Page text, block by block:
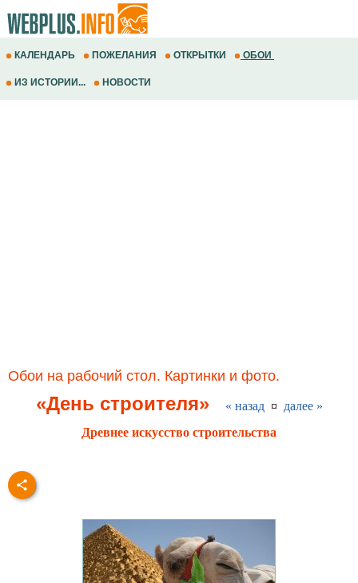
КАЛЕНДАРЬ ПОЖЕЛАНИЯ ОТКРЫТКИ ОБОИ
ИЗ ИСТОРИИ... НОВОСТИ
Обои на рабочий стол. Картинки и фото.
«День строителя» « назад¤ далее »
Древнее искусство строительства